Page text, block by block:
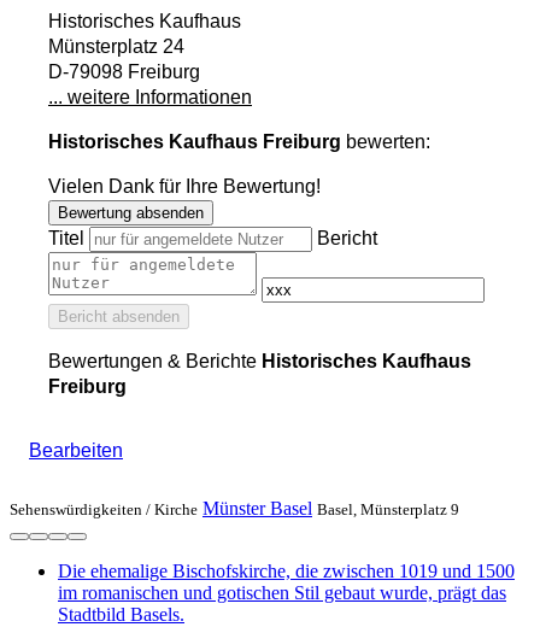
Historisches Kaufhaus
Münsterplatz 24
D-79098 Freiburg
... weitere Informationen
Historisches Kaufhaus Freiburg bewerten:
Vielen Dank für Ihre Bewertung!
Bewertung absenden
Titel Bericht
Bericht absenden
Bewertungen & Berichte Historisches Kaufhaus
Freiburg
Bearbeiten
Sehenswürdigkeiten / Kirche Münster Basel Basel, Münsterplatz 9
Die ehemalige Bischofskirche, die zwischen 1019 und 1500
im romanischen und gotischen Stil gebaut wurde, prägt das
Stadtbild Basels.